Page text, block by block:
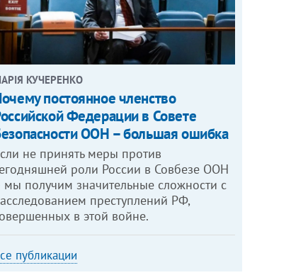
КУЧЕРЕНКО
постоянное членство
Федерации в Совете
ООН – большая ошибка
не принять меры против
роли России в Совбезе ООН
мы получим значительные сложности с
преступлений РФ,
в этой войне.
публикации